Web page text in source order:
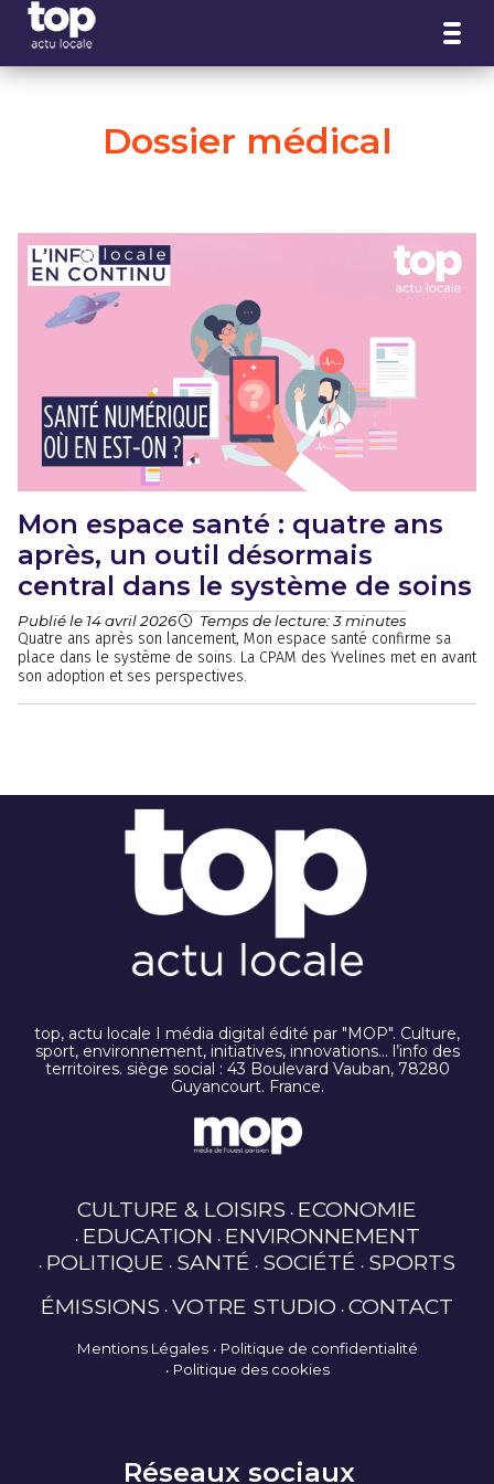
Dossier médical
Mon espace santé : quatre ans
après, un outil désormais
central dans le système de soins
Publié le 14 avril 2026 Temps de lecture: 3 minutes
Quatre ans après son lancement, Mon espace santé confirme sa
place dans le système de soins. La CPAM des Yvelines met en avant
son adoption et ses perspectives.
top, actu locale I média digital édité par "MOP". Culture,
sport, environnement, initiatives, innovations… l’info des
territoires. siège social : 43 Boulevard Vauban, 78280
Guyancourt. France.
CULTURE & LOISIRS ECONOMIE
EDUCATION ENVIRONNEMENT
POLITIQUE SANTÉ SOCIÉTÉ SPORTS
ÉMISSIONS VOTRE STUDIO CONTACT
Mentions Légales
Politique de confidentialité
Politique des cookies
Réseaux sociaux
Panneau de gestion des cookies